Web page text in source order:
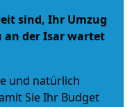
sind, Ihr Umzug
an der Isar wartet
und natürlich
Sie Ihr Budget